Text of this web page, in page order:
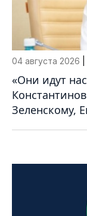
04 августа 2026
«Они идут
Зеленскому,